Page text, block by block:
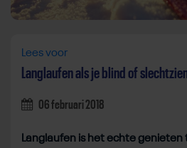
Lees voor
Langlaufen als je blind of
06 februari 2018
Langlaufen is het echte